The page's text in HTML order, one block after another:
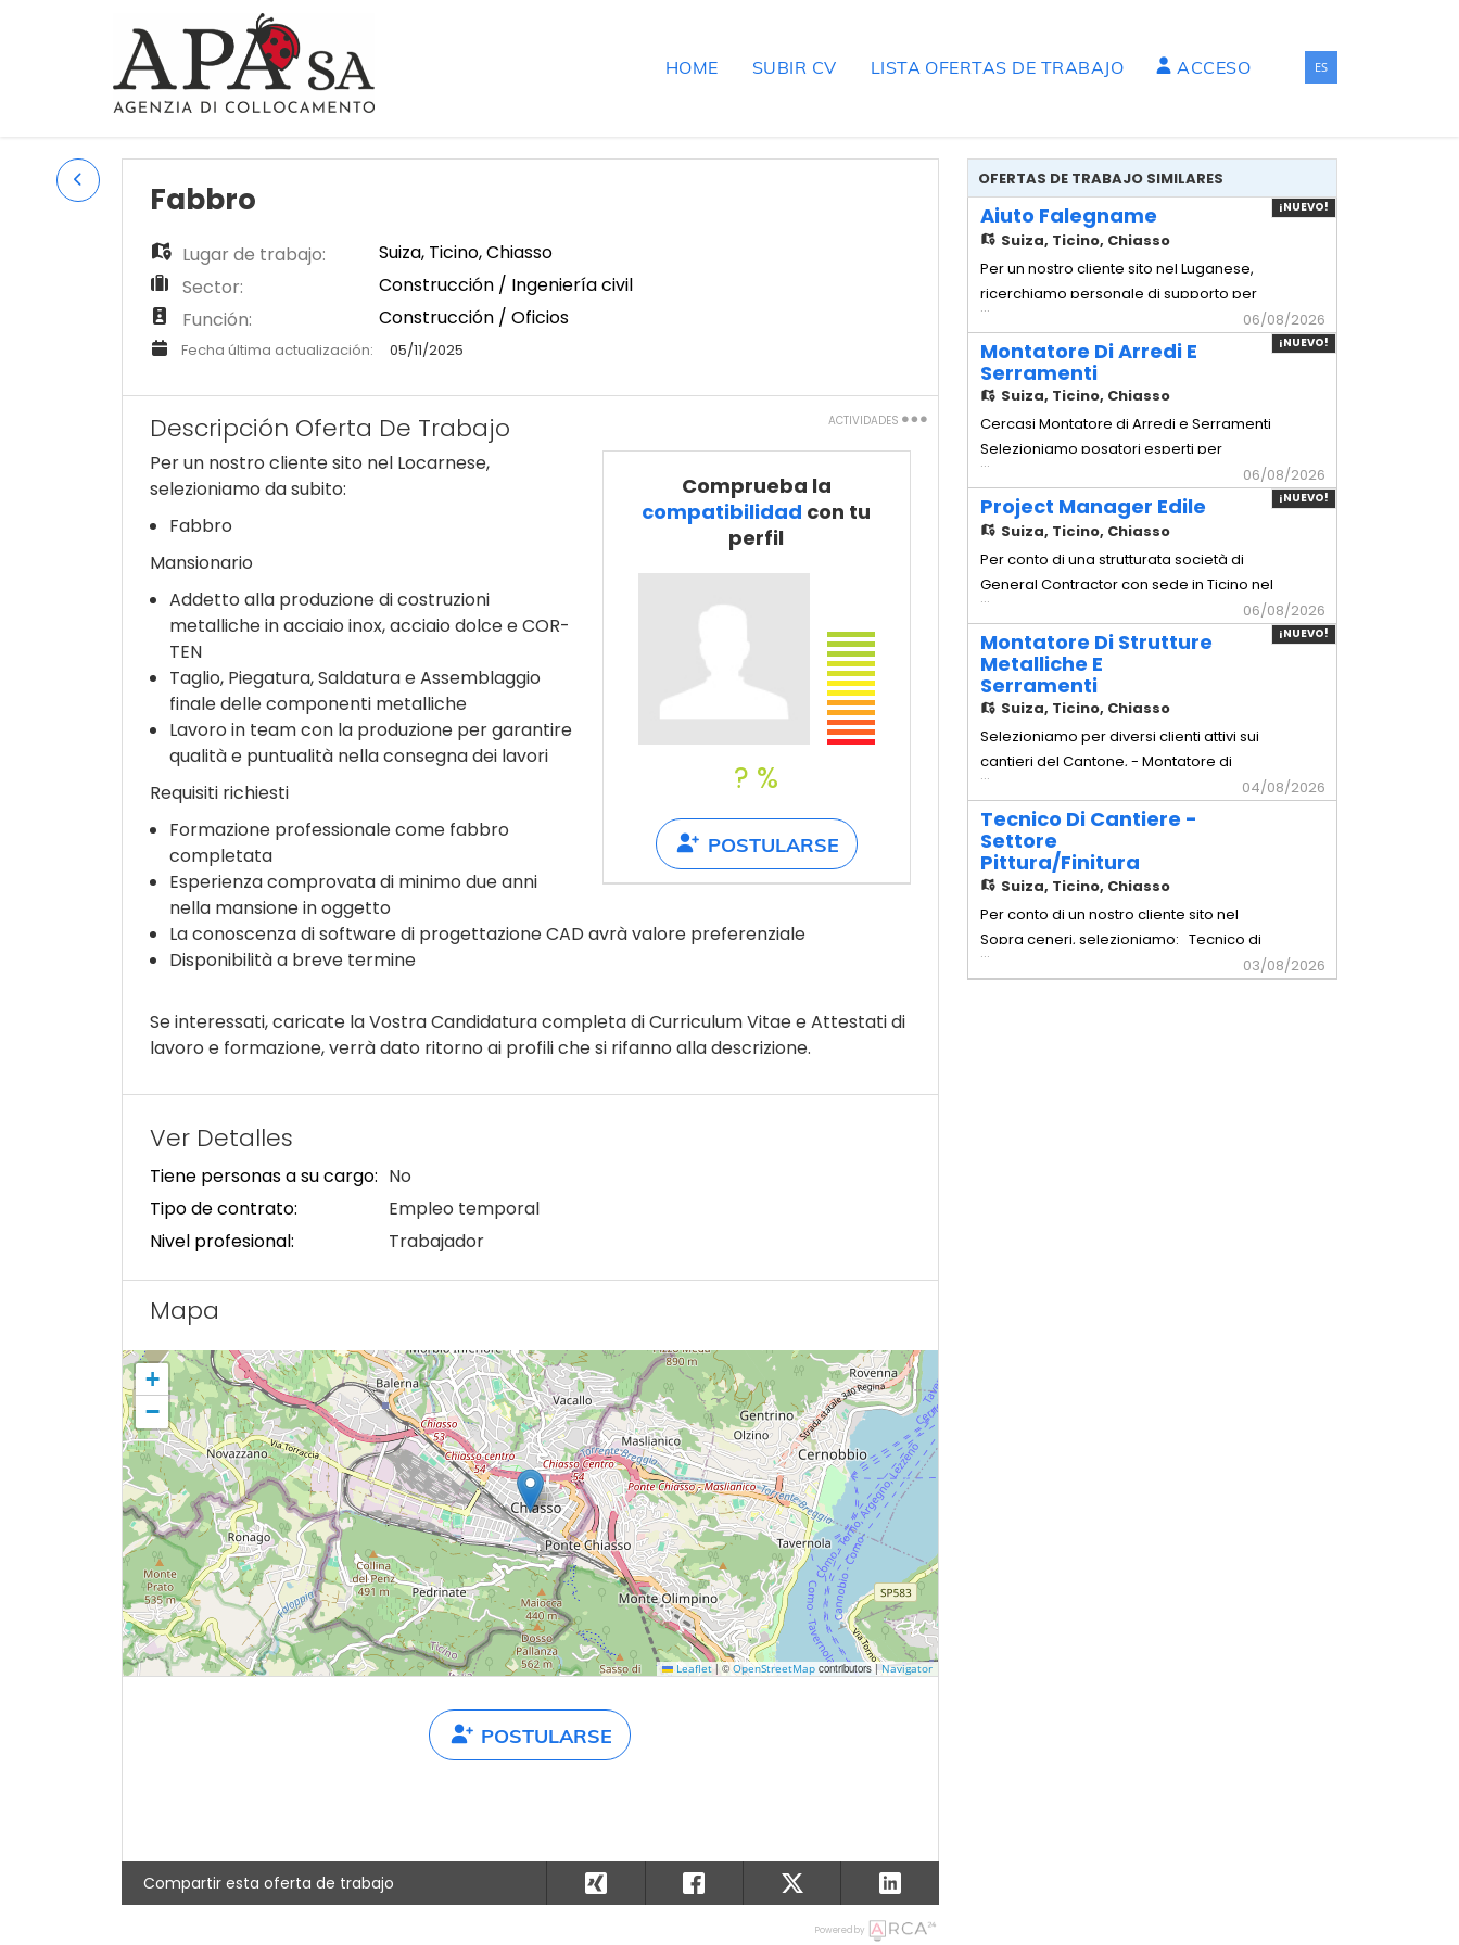
HOME SUBIR CV LISTA OFERTAS DE TRABAJO ACCESO ES
Fabbro
Lugar de trabajo: Suiza, Ticino,Chiasso
Sector:
Construcción / Ingeniería civil
Función:
Construcción / Oficios
Fecha última actualización: 05/11/2025
ACTIVIDADES
Imprimir
Recomienda a
un amigo
Descripción Oferta De Trabajo
Comprueba la
compatibilidad con tu
perfil
? %
POSTULARSE
Per un nostro cliente sito nel Locarnese,
selezioniamo da subito:
Fabbro
Mansionario
Addetto alla produzione di costruzioni
metalliche in acciaio inox, acciaio dolce e COR-
TEN
Taglio, Piegatura, Saldatura e Assemblaggio
finale delle componenti metalliche
Lavoro in team con la produzione per garantire
qualità e puntualità nella consegna dei lavori
Requisiti richiesti
Formazione professionale come fabbro
completata
Esperienza comprovata di minimo due anni
nella mansione in oggetto
La conoscenza di software di progettazione CAD avrà valore preferenziale
Disponibilità a breve termine
Se interessati, caricate la Vostra Candidatura completa di Curriculum Vitae e Attestati di
lavoro e formazione, verrà dato ritorno ai profili che si rifanno alla descrizione.
Ver Detalles
Tiene personas a su cargo: No
Tipo de contrato:
Empleo temporal
Nivel profesional:
Trabajador
Mapa
+
−
Leaflet |©OpenStreetMapcontributors |Navigator
POSTULARSE
Compartir esta oferta de trabajo
Powered by
OFERTAS DE TRABAJO SIMILARES
¡NUEVO!
Aiuto Falegname
Suiza, Ticino, Chiasso
Per un nostro cliente sito nel Luganese,
ricerchiamo personale di supporto per
squadre di montaggio di arredi di alta
Gamma. - Aiuto Falegname Mansionario
- Assistenza tecnica: Supporto operativo
ai falegnami qualificati durante le
lavorazioni in posa. - Movimentazione
carichi: Spostamento e movim
...
06/08/2026
¡NUEVO!
Montatore Di Arredi E
Serramenti
Suiza, Ticino, Chiasso
Cercasi Montatore di Arredi e Serramenti
Selezioniamo posatori esperti per
cantieri civili, commerciali e progetti di
arredamento d'alta gamma sul territorio.
Mansionario - Montaggio arredi: Posa in
opera e montaggio millimetrico di arredi
Installazione cucine: Assemb
...
06/08/2026
¡NUEVO!
Project Manager Edile
Suiza, Ticino, Chiasso
Per conto di una strutturata società di
General Contractor con sede in Ticino nel
Luganese, selezioniamo per l'inserimento
a tempo indeterminato di un Project
Manager Edile esperto nella gestione di
commesse civili e commerciali chiavi in
mano. Principali mansioni: -
Coordinamento integrale delle
...
06/08/2026
¡NUEVO!
Montatore Di Strutture
Metalliche E
Serramenti
Suiza, Ticino, Chiasso
Selezioniamo per diversi clienti attivi sui
cantieri del Cantone, - Montatore di
Strutture Metalliche e Serramenti
Principali mansioni: - Posa e montaggio
in cantiere di carpenteria pesante e
leggera (parapetti, scale antincendio,
tettoie). - Installazione di facciate
continue in alluminio/vetro e
...
04/08/2026
Tecnico Di Cantiere -
Settore
Pittura/Finitura
Suiza, Ticino, Chiasso
Per conto di un nostro cliente sito nel
Sopra ceneri, selezioniamo: Tecnico di
Cantiere - Settore Pittura/Finitura
...
03/08/2026